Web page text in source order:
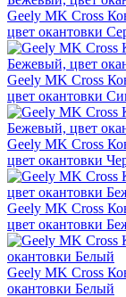
Geely MK Cross
цвет окантовки
Geely MK Cross
цвет окантовки
Geely MK Cross
цвет окантовки
Geely MK Cross
цвет окантовки
Geely MK Cross
окантовки Белый